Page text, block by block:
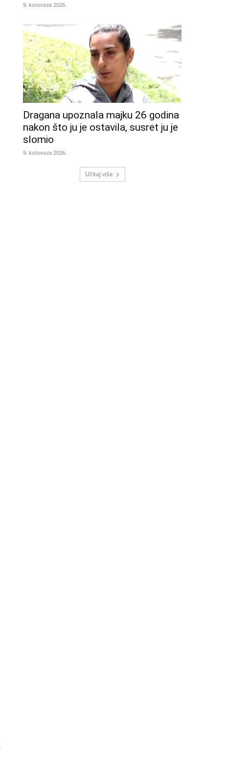
9. kolovoza 2026.
Dragana upoznala majku 26 godina
nakon što ju je ostavila, susret ju je
slomio
9. kolovoza 2026.
Učitaj više